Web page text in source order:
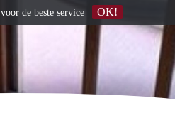
voor de beste service OK!